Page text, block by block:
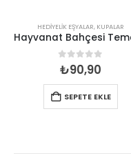
HEDIYELIK EŞYALAR, KUPALAR
0 out of 5
₺90,90
SEPETE EKLE